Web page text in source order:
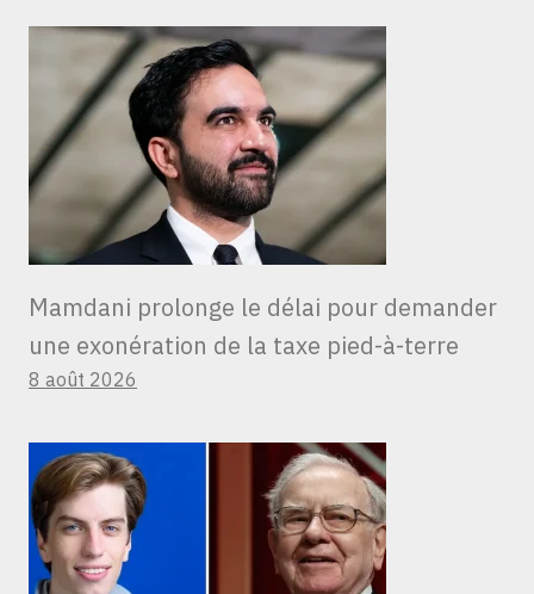
Mamdani prolonge le délai pour demander
une exonération de la taxe pied-à-terre
8 août 2026